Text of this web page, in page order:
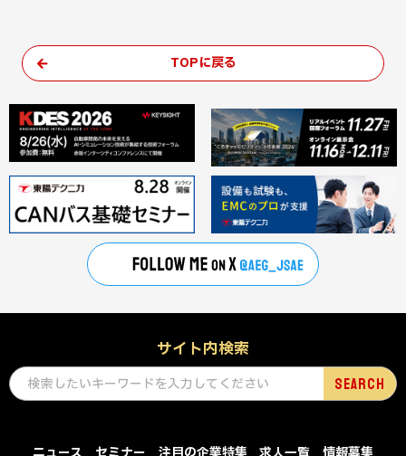
TOPに戻る
サイト内検索